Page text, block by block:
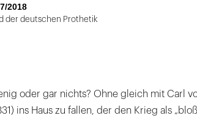
2018
der deutschen Prothetik
oder gar nichts? Ohne gleich mit Carl
ins Haus zu fallen, der den Krieg als